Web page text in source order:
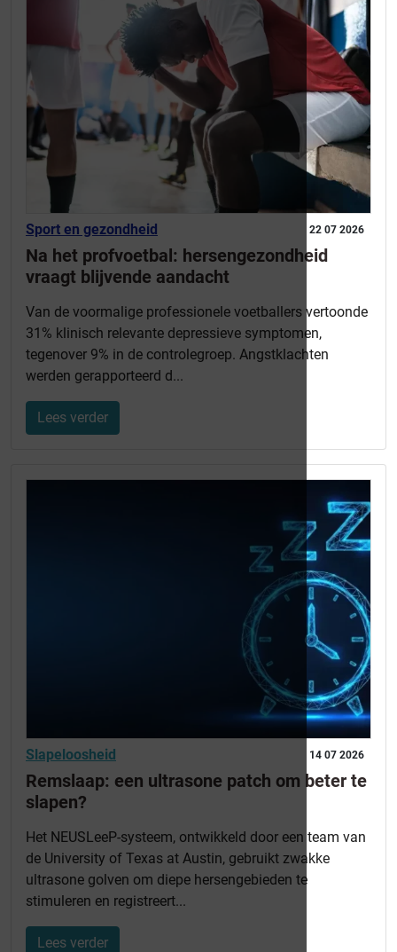
22 07 2026
Sport en gezondheid
Na het profvoetbal: hersengezondheid
vraagt blijvende aandacht
Van de voormalige professionele voetballers vertoonde
31% klinisch relevante depressieve symptomen,
tegenover 9% in de controlegroep. Angstklachten
werden gerapporteerd d...
Lees verder
14 07 2026
Slapeloosheid
Remslaap: een ultrasone patch om beter te
slapen?
Het NEUSLeeP-systeem, ontwikkeld door een team van
de University of Texas at Austin, gebruikt zwakke
ultrasone golven om diepe hersengebieden te
stimuleren en registreert...
Lees verder